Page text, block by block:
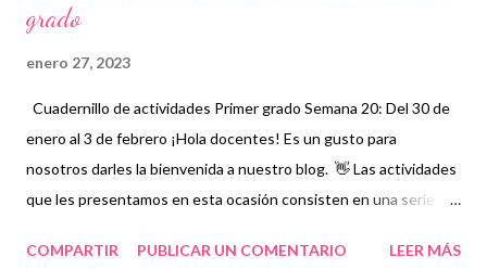
grado
enero 27, 2023
Cuadernillo de actividades Primer grado Semana 20: Del 30 de
enero al 3 de febrero ¡Hola docentes! Es un gusto para
nosotros darles la bienvenida a nuestro blog. 👋 Las actividades
que les presentamos en esta ocasión consisten en una serie de
niños podrán trabajar para mejorar sus aprendizajes en las
COMPARTIR PUBLICAR UN COMENTARIO LEER MÁS